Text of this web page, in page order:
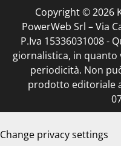
Copyright © 2026
PowerWeb Srl – Via
P.Iva 15336031008 -
giornalistica, in quanto
periodicità. Non
prodotto editoriale
Change privacy settings